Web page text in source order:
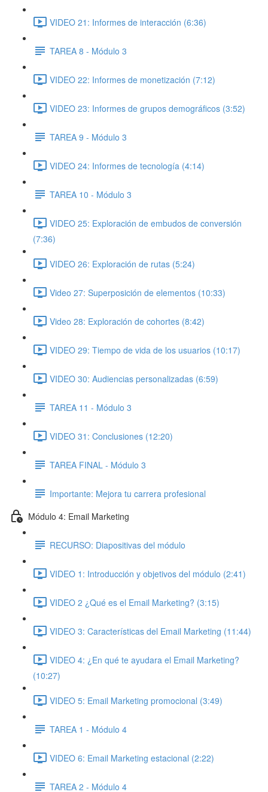
VIDEO 21: Informes de interacción (6:36)
TAREA 8 - Módulo 3
VIDEO 22: Informes de monetización (7:12)
VIDEO 23: Informes de grupos demográficos (3:52)
TAREA 9 - Módulo 3
VIDEO 24: Informes de tecnología (4:14)
TAREA 10 - Módulo 3
VIDEO 25: Exploración de embudos de conversión
(7:36)
VIDEO 26: Exploración de rutas (5:24)
Video 27: Superposición de elementos (10:33)
Video 28: Exploración de cohortes (8:42)
VIDEO 29: Tiempo de vida de los usuarios (10:17)
VIDEO 30: Audiencias personalizadas (6:59)
TAREA 11 - Módulo 3
VIDEO 31: Conclusiones (12:20)
TAREA FINAL - Módulo 3
Importante: Mejora tu carrera profesional
Módulo 4: Email Marketing
RECURSO: Diapositivas del módulo
VIDEO 1: Introducción y objetivos del módulo (2:41)
VIDEO 2 ¿Qué es el Email Marketing? (3:15)
VIDEO 3: Características del Email Marketing (11:44)
VIDEO 4: ¿En qué te ayudara el Email Marketing?
(10:27)
VIDEO 5: Email Marketing promocional (3:49)
TAREA 1 - Módulo 4
VIDEO 6: Email Marketing estacional (2:22)
TAREA 2 - Módulo 4